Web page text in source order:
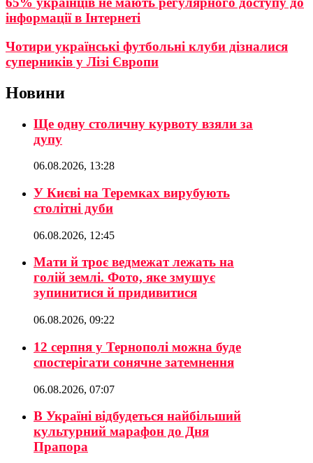
інформації в Інтернеті
Чотири українські футбольні клуби дізналися
суперників у Лізі Європи
Новини
Ще одну столичну курвоту взяли за
дупу
06.08.2026, 13:28
У Києві на Теремках вирубують
столітні дуби
06.08.2026, 12:45
Мати й троє ведмежат лежать на
голій землі. Фото, яке змушує
зупинитися й придивитися
06.08.2026, 09:22
12 серпня у Тернополі можна буде
спостерігати сонячне затемнення
06.08.2026, 07:07
В Україні відбудеться найбільший
культурний марафон до Дня
Прапора